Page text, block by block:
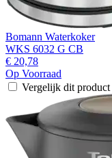
Bomann Waterkoker
WKS 6032 G CB
€ 20,78
Op Voorraad
Vergelijk dit product